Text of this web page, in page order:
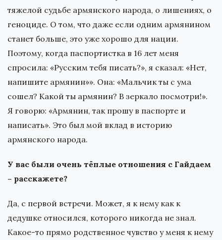
тяжелой судьбе армянского народа, о лишениях, о
геноциде. О том, что даже если одним армянином
станет больше, это уже хорошо для нации.
Поэтому, когда паспортистка в 16 лет меня
спросила: «Русским тебя писать?», я сказал: «Нет,
напишите армянин»». Она: «Мальчик ты с ума
сошел? Какой ты армянин? В зеркало посмотри!».
Я говорю: «Армянин, так прошу в паспорте и
написать». Это был мой вклад в историю
армянского народа.
У вас были очень тёплые отношения с Гайдаем
– расскажете?
Да, с первой встречи. Может, я к нему как к
дедушке относился, которого никогда не знал.
Какое-то прямо родственное чувство у меня к нему